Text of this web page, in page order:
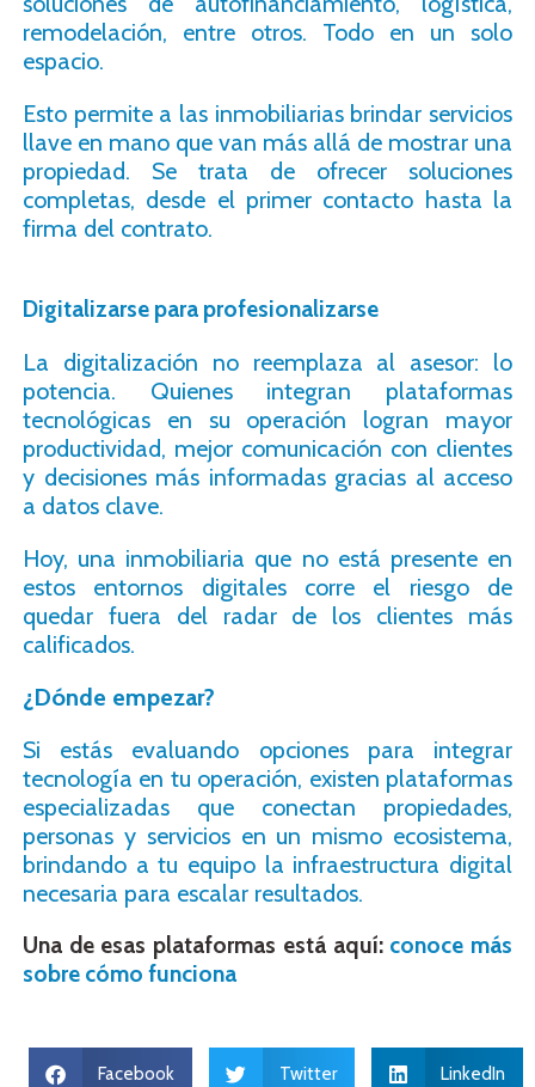
remodelación, entre otros. Todo en un solo
espacio.
Esto permite a las inmobiliarias brindar servicios
llave en mano que van más allá de mostrar una
propiedad. Se trata de ofrecer soluciones
completas, desde el primer contacto hasta la
firma del contrato.
Digitalizarse para profesionalizarse
La digitalización no reemplaza al asesor: lo
potencia. Quienes integran plataformas
tecnológicas en su operación logran mayor
productividad, mejor comunicación con clientes
y decisiones más informadas gracias al acceso
a datos clave.
Hoy, una inmobiliaria que no está presente en
estos entornos digitales corre el riesgo de
quedar fuera del radar de los clientes más
calificados.
¿Dónde empezar?
Si estás evaluando opciones para integrar
tecnología en tu operación, existen plataformas
especializadas que conectan propiedades,
personas y servicios en un mismo ecosistema,
brindando a tu equipo la infraestructura digital
necesaria para escalar resultados.
Una de esas plataformas está aquí:conoce más
sobre cómo funciona
Facebook Twitter LinkedIn